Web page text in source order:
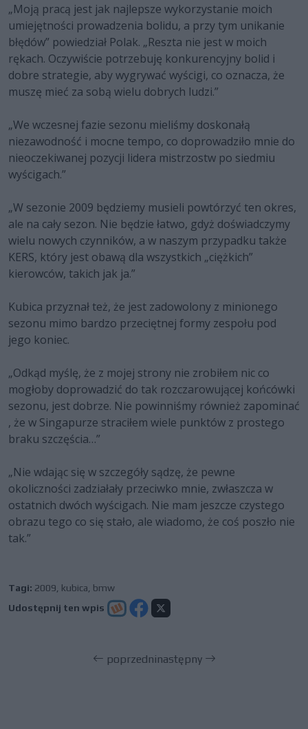
„Moją pracą jest jak najlepsze wykorzystanie moich
umiejętności prowadzenia bolidu, a przy tym unikanie
błędów” powiedział Polak. „Reszta nie jest w moich
rękach. Oczywiście potrzebuję konkurencyjny bolid i
dobre strategie, aby wygrywać wyścigi, co oznacza, że
muszę mieć za sobą wielu dobrych ludzi.”
„We wczesnej fazie sezonu mieliśmy doskonałą
niezawodność i mocne tempo, co doprowadziło mnie do
nieoczekiwanej pozycji lidera mistrzostw po siedmiu
wyścigach.”
„W sezonie 2009 będziemy musieli powtórzyć ten okres,
ale na cały sezon. Nie będzie łatwo, gdyż doświadczymy
wielu nowych czynników, a w naszym przypadku także
KERS, który jest obawą dla wszystkich „ciężkich”
kierowców, takich jak ja.”
Kubica przyznał też, że jest zadowolony z minionego
sezonu mimo bardzo przeciętnej formy zespołu pod
jego koniec.
„Odkąd myślę, że z mojej strony nie zrobiłem nic co
mogłoby doprowadzić do tak rozczarowującej końcówki
sezonu, jest dobrze. Nie powinniśmy również zapominać
, że w Singapurze straciłem wiele punktów z prostego
braku szczęścia…”
„Nie wdając się w szczegóły sądzę, że pewne
okoliczności zadziałały przeciwko mnie, zwłaszcza w
ostatnich dwóch wyścigach. Nie mam jeszcze czystego
obrazu tego co się stało, ale wiadomo, że coś poszło nie
tak.”
Tagi: 2009 kubica bmw
Udostępnij ten wpis
poprzedninastępny